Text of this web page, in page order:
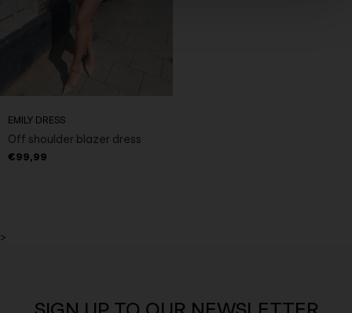
EMILY DRESS
Off shoulder blazer dress
€99,99
>